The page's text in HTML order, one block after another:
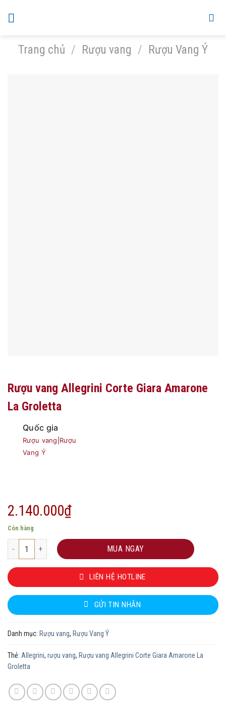
Trang chủ / Rượu vang / Rượu Vang Ý
Rượu vang Allegrini Corte Giara Amarone
La Groletta
Quốc gia
Rượu vang Rượu
Vang Ý
2.140.000₫
Còn hàng
Rượu vang Allegrini Corte Giara Amarone La Groletta số lượng
MUA NGAY
LIÊN HỆ HOTLINE
GỬI TIN NHẮN
Danh mục: Rượu vang, Rượu Vang Ý
Thẻ: Allegrini, rượu vang, Rượu vang Allegrini Corte Giara Amarone La
Groletta